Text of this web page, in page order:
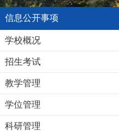
信息公开事项
学校概况
招生考试
教学管理
学位管理
科研管理